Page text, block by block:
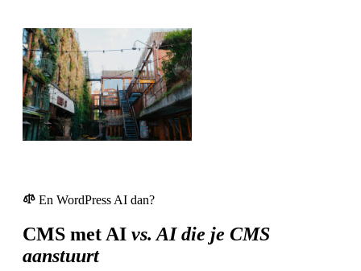
En WordPress AI dan?
CMS met AI vs. AI die je CMS
aanstuurt